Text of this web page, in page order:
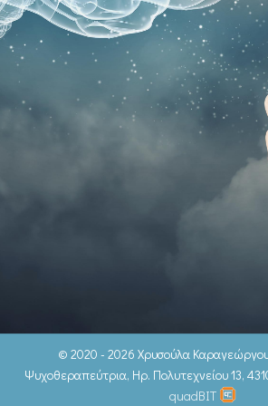
© 2020 - 2026 Χρυσούλα
Ψυχοθεραπεύτρια, Ηρ. Πολυτεχνείου 13,
quadBIT